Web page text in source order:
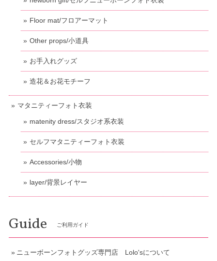
Floor mat/フロアーマット
Other props/小道具
お手入れグッズ
造花＆お花モチーフ
マタニティーフォト衣装
matenity dress/スタジオ系衣装
セルフマタニティーフォト衣装
Accessories/小物
layer/背景レイヤー
Guide ご利用ガイド
ニューボーンフォトグッズ専門店 Lolo'sについて